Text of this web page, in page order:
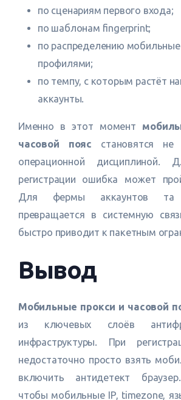
по сценариям первого входа;
по шаблонам fingerprint;
по распределению
профилями;
по темпу, с которым растёт
аккаунты.
Именно в этот момент
часовой пояс становятся не
операционной дисциплиной.
регистрации ошибка может
Для фермы аккаунтов
превращается в системную
быстро приводит к пакетным
Вывод
Мобильные прокси и часовой
из ключевых слоёв
инфраструктуры. При
недостаточно просто взять
включить антидетект
чтобы мобильные IP, timezone,